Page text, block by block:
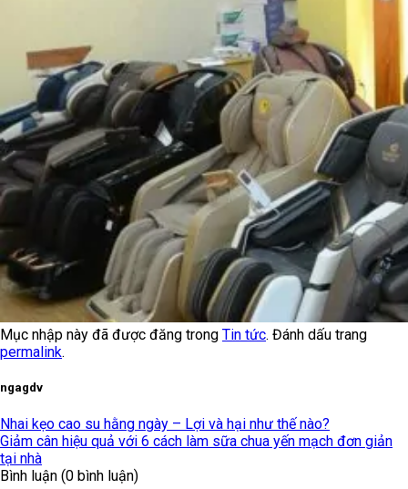
Mục nhập này đã được đăng trong Tin tức. Đánh dấu trang
permalink.
ngagdv
Nhai kẹo cao su hằng ngày – Lợi và hại như thế nào?
Giảm cân hiệu quả với 6 cách làm sữa chua yến mạch đơn giản
tại nhà
Bình luận (0 bình luận)